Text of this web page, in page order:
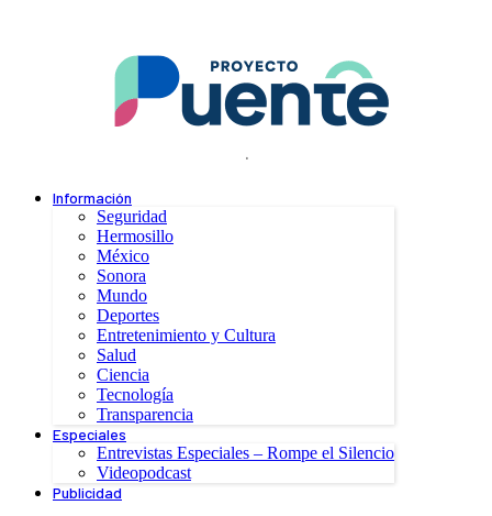
.
Información
Seguridad
Hermosillo
México
Sonora
Mundo
Deportes
Entretenimiento y Cultura
Salud
Ciencia
Tecnología
Transparencia
Especiales
Entrevistas Especiales – Rompe el Silencio
Videopodcast
Publicidad